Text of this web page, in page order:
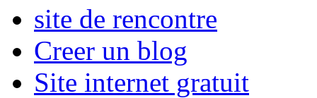
site de rencontre
Creer un blog
Site internet gratuit